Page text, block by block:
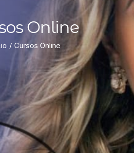
Online
Cursos Online